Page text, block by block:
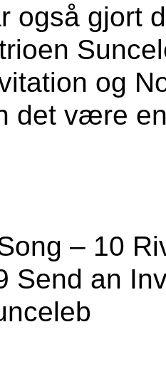
også gjort
og
det være
– 10
Send an